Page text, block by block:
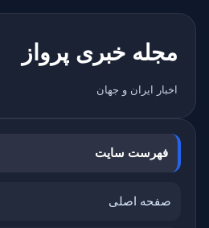
مجله خبری پرواز
اخبار ایران و جهان
فهرست سایت
صفحه اصلی